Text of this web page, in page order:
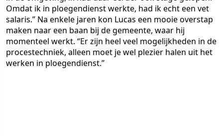
Omdat ik in ploegendienst werkte, had ik echt een vet
salaris.” Na enkele jaren kon Lucas een mooie overstap
maken naar een baan bij de gemeente, waar hij
momenteel werkt. “Er zijn heel veel mogelijkheden in de
procestechniek, alleen moet je wel plezier halen uit het
werken in ploegendienst.”